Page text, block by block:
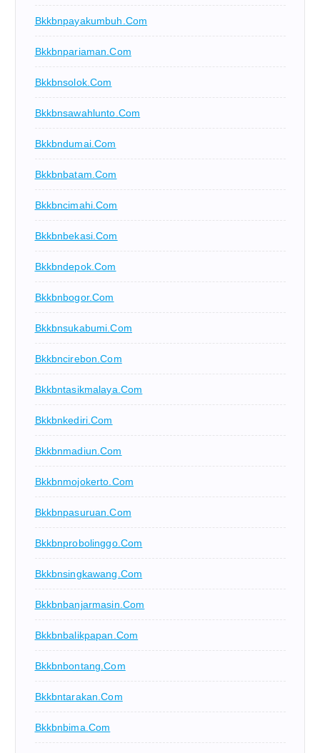
Bkkbnpayakumbuh.com
Bkkbnpariaman.com
Bkkbnsolok.com
Bkkbnsawahlunto.com
Bkkbndumai.com
Bkkbnbatam.com
Bkkbncimahi.com
Bkkbnbekasi.com
Bkkbndepok.com
Bkkbnbogor.com
Bkkbnsukabumi.com
Bkkbncirebon.com
Bkkbntasikmalaya.com
Bkkbnkediri.com
Bkkbnmadiun.com
Bkkbnmojokerto.com
Bkkbnpasuruan.com
Bkkbnprobolinggo.com
Bkkbnsingkawang.com
Bkkbnbanjarmasin.com
Bkkbnbalikpapan.com
Bkkbnbontang.com
Bkkbntarakan.com
Bkkbnbima.com